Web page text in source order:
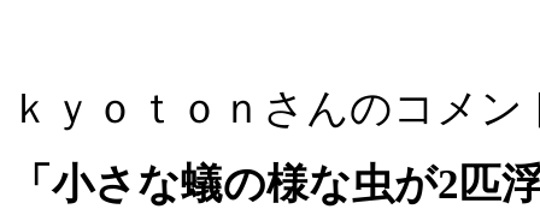
ｋｙｏｔｏｎさんのコメン
「小さな蟻の様な虫が2匹